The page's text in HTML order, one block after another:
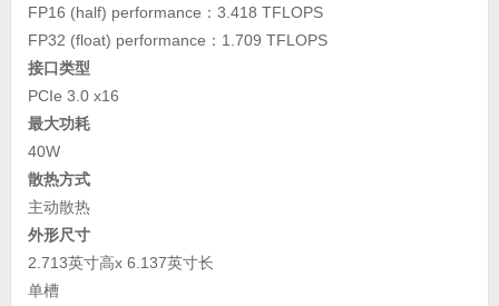
FP16 (half) performance：3.418 TFLOPS
FP32 (float) performance：1.709 TFLOPS
接口类型
PCIe 3.0 x16
最大功耗
40W
散热方式
主动散热
外形尺寸
2.713英寸高x 6.137英寸长
单槽